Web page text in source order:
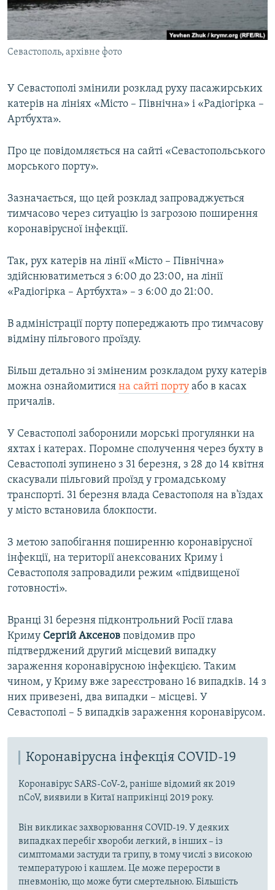
ВІДЕОУРОКИ «ELIFBE»
СВІДЧЕННЯ ОКУПАЦІЇ
УКРАЇНСЬКА ПРОБЛЕМА КРИМУ
Русский
Qırımtatar
Севастополь, архівне фото
У Севастополі змінили розклад руху пасажирських
катерів на лініях «Місто – Північна» і «Радіогірка –
Артбухта».
Про це повідомляється на сайті «Севастопольського
морського порту».
Зазначається, що цей розклад запроваджується
тимчасово через ситуацію із загрозою поширення
коронавірусної інфекції.
Так, рух катерів на лінії «Місто – Північна»
здійснюватиметься з 6:00 до 23:00, на лінії
«Радіогірка – Артбухта» – з 6:00 до 21:00.
В адміністрації порту попереджають про тимчасову
відміну пільгового проїзду.
Більш детально зі зміненим розкладом руху катерів
можна ознайомитися на сайті порту або в касах
причалів.
У Севастополі заборонили морські прогулянки на
яхтах і катерах. Поромне сполучення через бухту в
Севастополі зупинено з 31 березня, з 28 до 14 квітня
скасували пільговий проїзд у громадському
транспорті. 31 березня влада Севастополя на в'їздах
у місто встановила блокпости.
З метою запобігання поширенню коронавірусної
інфекції, на території анексованих Криму і
Севастополя запровадили режим «підвищеної
готовності».
Вранці 31 березня підконтрольний Росії глава
Криму Сергій Аксенов повідомив про
підтверджений другий місцевий випадку
зараження коронавірусною інфекцією. Таким
чином, у Криму вже зареєстровано 16 випадків. 14 з
них привезені, два випадки – місцеві. У
Севастополі – 5 випадків зараження коронавірусом.
Коронавірусна інфекція COVID-19
Коронавірус SARS-CoV-2, раніше відомий як 2019
nCoV, виявили в Китаї наприкінці 2019 року.
Він викликає захворювання COVID-19. У деяких
випадках перебіг хвороби легкий, в інших – із
симптомами застуди та грипу, в тому числі з високою
температурою і кашлем. Це може перерости в
пневмонію, що може бути смертельною. Більшість